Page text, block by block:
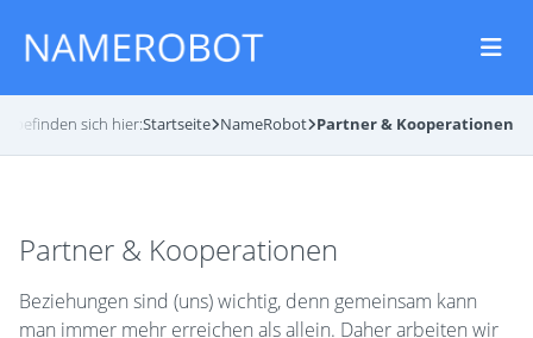
befinden sich hier:Startseite NameRobot Partner & Kooperationen
Partner & Kooperationen
Beziehungen sind (uns) wichtig, denn gemeinsam kann
man immer mehr erreichen als allein. Daher arbeiten wir